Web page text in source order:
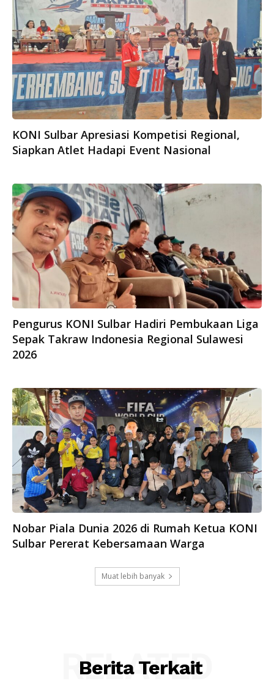
KONI Sulbar Apresiasi Kompetisi Regional,
Siapkan Atlet Hadapi Event Nasional
Pengurus KONI Sulbar Hadiri Pembukaan Liga
Sepak Takraw Indonesia Regional Sulawesi
2026
Nobar Piala Dunia 2026 di Rumah Ketua KONI
Sulbar Pererat Kebersamaan Warga
Muat lebih banyak
Berita Terkait
RELATED